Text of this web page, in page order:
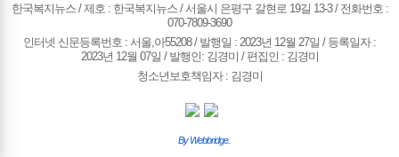
한국복지뉴스 / 제호 : 한국복지뉴스 /서울시 은평구 갈현로 19길 13-3 / 전화번호 :
070-7809-3690
인터넷 신문등록번호 : 서울,아55208 / 발행일 : 2023년 12월 27일 / 등록일자 :
2023년 12월 07일 / 발행인: 김경미 / 편집인 : 김경미
청소년보호책임자 : 김경미
By Webbridge.